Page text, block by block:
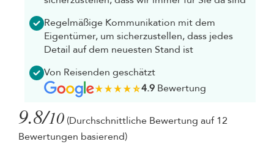
Regelmäßige Kommunikation mit dem
Eigentümer, um sicherzustellen, dass jedes
Detail auf dem neuesten Stand ist
Von Reisenden geschätzt
4.9Bewertung
9.8/10 (Durchschnittliche Bewertung auf 12
Bewertungen basierend)